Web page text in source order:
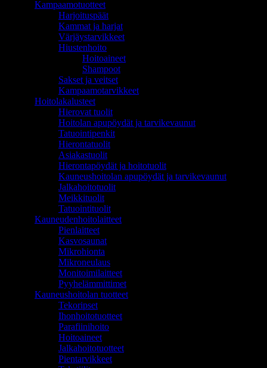
Kampaamotuotteet
Harjoituspäät
Kammat ja harjat
Värjäystarvikkeet
Hiustenhoito
Hoitoaineet
Shampoot
Sakset ja veitset
Kampaamotarvikkeet
Hoitolakalusteet
Hierovat tuolit
Hoitolan apupöydät ja tarvikevaunut
Tatuointipenkit
Hierontatuolit
Asiakastuolit
Hierontapöydät ja hoitotuolit
Kauneushoitolan apupöydät ja tarvikevaunut
Jalkahoitotuolit
Meikkituolit
Tatuointituolit
Kauneudenhoitolaitteet
Pienlaitteet
Kasvosaunat
Mikrohionta
Mikroneulaus
Monitoimilaitteet
Pyyhelämmittimet
Kauneushoitolan tuotteet
Tekoripset
Ihonhoitotuotteet
Parafiinihoito
Hoitoaineet
Jalkahoitotuotteet
Pientarvikkeet